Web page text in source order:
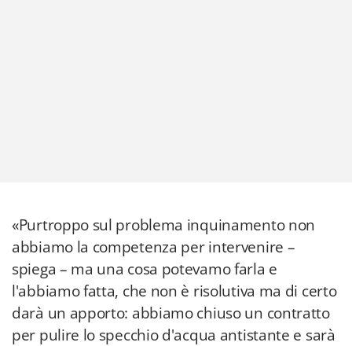
«Purtroppo sul problema inquinamento non
abbiamo la competenza per intervenire –
spiega – ma una cosa potevamo farla e
l'abbiamo fatta, che non è risolutiva ma di certo
darà un apporto: abbiamo chiuso un contratto
per pulire lo specchio d'acqua antistante e sarà